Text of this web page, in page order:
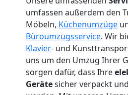
umfassen außerdem den
Möbeln, Küchenumzüge
Büroumzugsservice. Wir
Klavier- und
uns um den Umzug Ihrer
sorgen dafür, dass Ihre
Gerätesicher verpackt
LKW
Wiener